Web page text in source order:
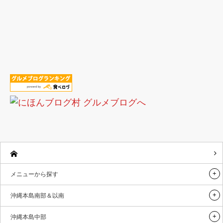
メニューから探す
沖縄本島南部＆以南
沖縄本島中部